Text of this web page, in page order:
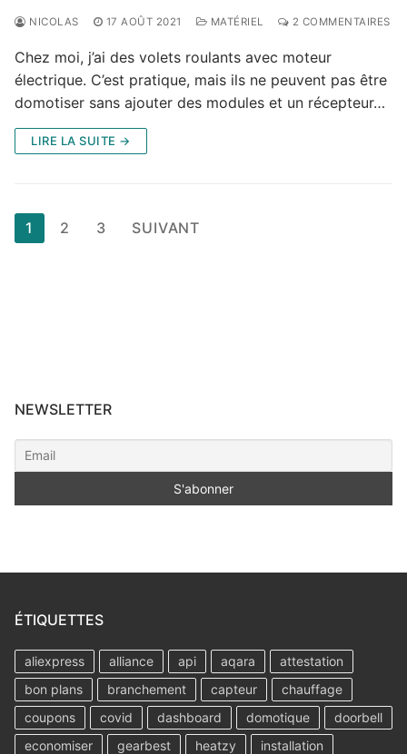
NICOLAS 17 AOÛT 2021 MATÉRIEL 2 COMMENTAIRES
Chez moi, j’ai des volets roulants avec moteur
électrique. C’est pratique, mais ils ne peuvent pas être
domotiser sans ajouter des modules et un récepteur…
LIRE LA SUITE →
Pagination
des
1 2 3 SUIVANT
NEWSLETTER
ÉTIQUETTES
aliexpress alliance api aqara
attestation
bon plans
branchement capteur
chauffage
coupons
covid dashboard domotique
doorbell
economiser
gearbest heatzy installation